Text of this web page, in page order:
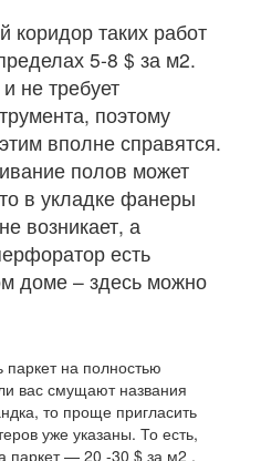
таких работ
5-8 $ за м2.
не требует
поэтому
вполне справятся.
полов может
в укладке фанеры
возникает, а
есть
доме – здесь можно
на полностью
вас смущают названия
то проще пригласить
уже указаны. То есть,
паркет — 20 -30 $ за м2 ,